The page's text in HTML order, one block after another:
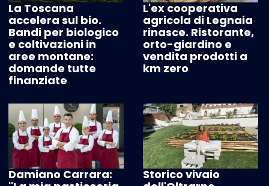
La Toscana
accelera sul bio.
Bandi per biologico
e coltivazioni in
aree montane:
domande tutte
finanziate
L'ex cooperativa
agricola di Legnaia
rinasce. Ristorante,
orto-giardino e
vendita prodotti a
km zero
Damiano Carrara:
Storico vivaio